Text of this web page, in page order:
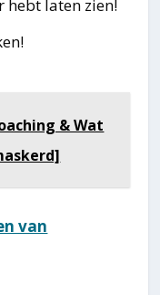
hebt laten zien!
& Wat
van